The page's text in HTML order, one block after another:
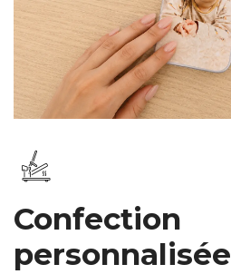
Confection
personnalisée